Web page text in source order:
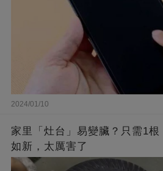
2024/01/10
家里「灶台」易變臟？只需1
如新，太厲害了